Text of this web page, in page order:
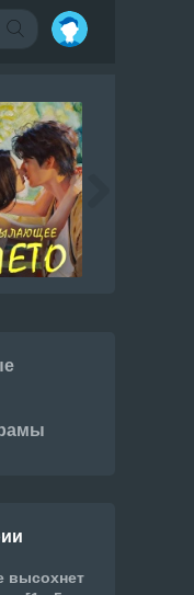
высохнет